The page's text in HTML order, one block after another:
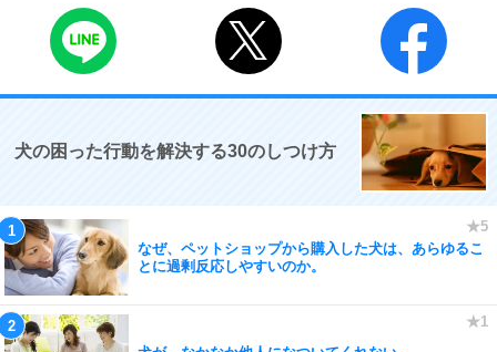
犬の困った行動を解決する30のしつけ方
なぜ、ペットショップから購入した犬は、あらゆるこ
とに過剰反応しやすいのか。